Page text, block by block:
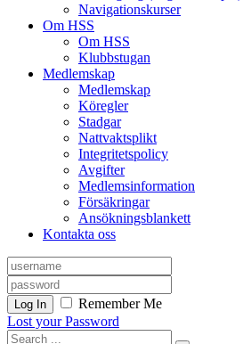
Navigationskurser
Om HSS
Om HSS
Klubbstugan
Medlemskap
Medlemskap
Köregler
Stadgar
Nattvaktsplikt
Integritetspolicy
Avgifter
Medlemsinformation
Försäkringar
Ansökningsblankett
Kontakta oss
Log In
Remember Me
Lost your Password